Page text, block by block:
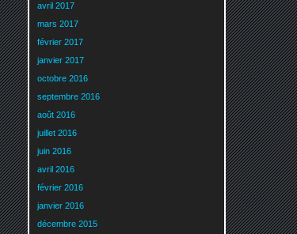
avril 2017
mars 2017
février 2017
janvier 2017
octobre 2016
septembre 2016
août 2016
juillet 2016
juin 2016
avril 2016
février 2016
janvier 2016
décembre 2015